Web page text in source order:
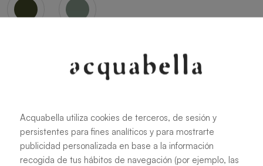
Toutes les dimensions
Acquabella utiliza cookies de terceros, de sesión y
persistentes para fines analíticos y para mostrarte
publicidad personalizada en base a la información
recogida de tus hábitos de navegación (por ejemplo, las